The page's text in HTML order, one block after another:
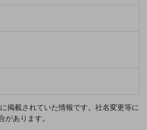
掲載されていた情報です。社名変更等に
があります。